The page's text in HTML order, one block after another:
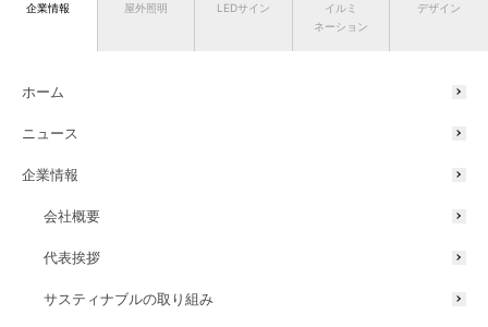
企業情報 屋外照明 LEDサイン
イルミ
ネーション
デザイン
ホーム
ニュース
企業情報
会社概要
代表挨拶
サスティナブルの取り組み
サインの文字潰れが気になる…
サインの映り込みが気になる…